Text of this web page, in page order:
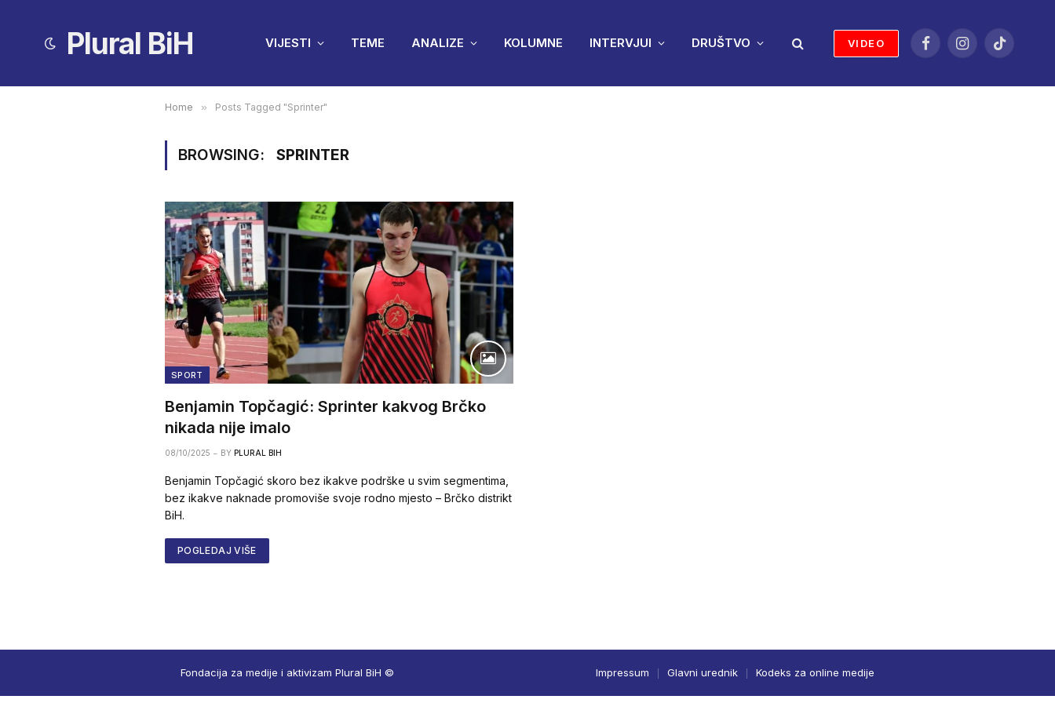
Plural BiH VIJESTI TEME ANALIZE KOLUMNE INTERVJUI DRUŠTVO VIDEO
FacebookInstagramTikTok
Home » Posts Tagged "Sprinter"
BROWSING: SPRINTER
SPORT
Benjamin Topčagić: Sprinter kakvog Brčko
nikada nije imalo
08/10/2025 BY PLURAL BIH
Benjamin Topčagić skoro bez ikakve podrške u svim segmentima,
bez ikakve naknade promoviše svoje rodno mjesto – Brčko distrikt
BiH.
POGLEDAJ VIŠE
Fondacija za medije i aktivizam Plural BiH © Impressum Glavni urednik Kodeks za online medije